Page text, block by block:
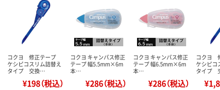
コクヨ 修正テープ
ケシピコスリム詰替え
タイプ 交換…
¥198（税込）
コクヨ キャンパス修正
テープ 幅5.5mm×6m
本…
¥286（税込）
コクヨ キャンパス修正
テープ 幅6.5mm×6m
本…
¥286（税込）
コクヨ
ケシピコ
タイプ